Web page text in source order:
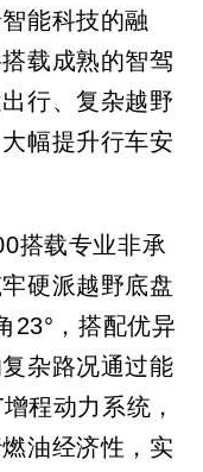
能科技的融
载成熟的智驾
行、复杂越野
幅提升行车安
载专业非承
硬派越野底盘
23°，搭配优异
杂路况通过能
程动力系统，
油经济性，实